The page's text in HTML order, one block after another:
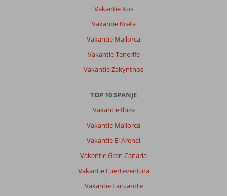
Vakantie Kos
Vakantie Kreta
Vakantie Mallorca
Vakantie Tenerife
Vakantie Zakynthos
TOP 10 SPANJE
Vakantie Ibiza
Vakantie Mallorca
Vakantie El Arenal
Vakantie Gran Canaria
Vakantie Fuerteventura
Vakantie Lanzarote